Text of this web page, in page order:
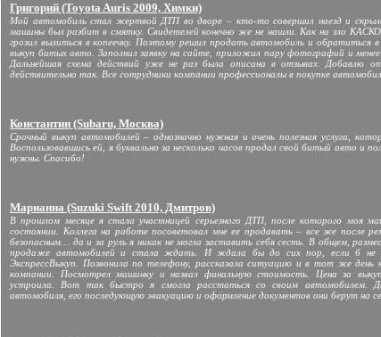
Григорий (Toyota Auris 2009, Химки)
Мой автомобиль стал жертвой ДТП во дворе – кто-то совершил наезд и
машины был разбит в смятку. Свидетелей конечно же не нашли. Как на зло
грозил вылиться в копеечку. Поэтому решил продать автомобиль и обратиться
выкуп битых авто. Заполнил заявку на сайте, приложил пару фотографий и менее
Дальнейшая схема действий уже не раз была описана в отзывах. Добавлю
действительно так. Все сотрудники компании профессионалы в покупке
Константин (Subaru, Москва)
Срочный выкуп автомобилей – однозначно нужная и очень полезная услуга,
Воспользовавшись ей, я буквально за несколько часов продал свой битый авто и
нужны. Спасибо!
Марианна (Suzuki Swift 2010, Дмитров)
В прошлом месяце я стала участницей серьезного ДТП, после которого моя
состоянии. Коллега на работе посоветовал мне ее продавать – все же после
безопасным… да и за руль я никак не могла заставить себя сесть. В общем,
продаже автомобилей и стала ждать. И ждала бы до сих пор, если б не
ЭкспрессВыкуп. Позвонила по телефону, рассказала ситуацию и в тот же день
компании. Посмотрел машинку и назвал финальную стоимость. Цена за
устроила. Вот так быстро я смогла расстаться со своим автомобилем.
автомобиля, его последующую эвакуацию и оформление документов они берут на